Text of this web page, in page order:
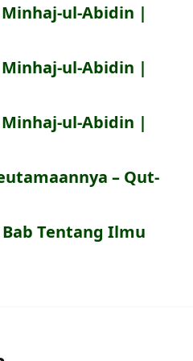
Minhaj-ul-Abidin |
Minhaj-ul-Abidin |
Minhaj-ul-Abidin |
– Qut-
Tentang Ilmu